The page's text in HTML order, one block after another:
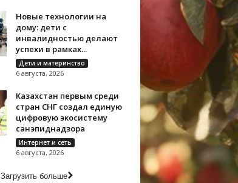
Новые технологии на
дому: дети с
инвалидностью делают
успехи в рамках...
Дети и материнство
6 августа, 2026
Казахстан первым среди
стран СНГ создал единую
цифровую экосистему
санэпиднадзора
Интернет и сеть
6 августа, 2026
Загрузить больше